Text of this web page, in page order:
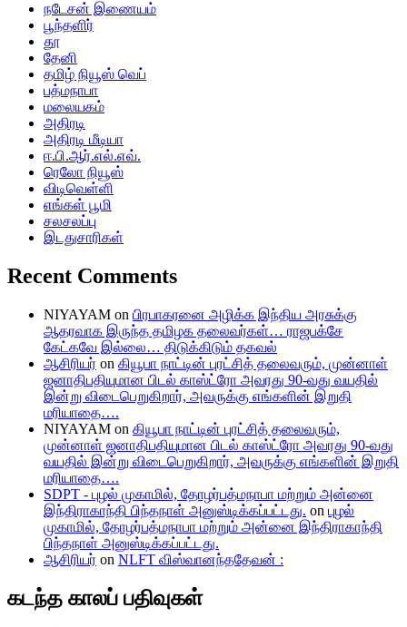
நடேசன் இணையம்
பூந்தளிர்
தூ
தேனி
தமிழ் நியூஸ் வெப்
பத்மநாபா
மலையகம்
அதிரடி
அதிரடி மீடியா
ஈ.பி.ஆர்.எல்.எவ்.
ரெலோ நியூஸ்
விடிவெள்ளி
எங்கள் பூமி
சலசலப்பு
இடதுசாரிகள்
Recent Comments
NIYAYAM on பிரபாகரனை அழிக்க இந்திய அரசுக்கு
ஆதரவாக இருந்த தமிழக தலைவர்கள்… ராஜபக்சே
கேட்கவே இல்லை… திடுக்கிடும் தகவல்
ஆசிரியர் on கியூபா நாட்டின் புரட்சித் தலைவரும், முன்னாள்
ஜனாதிபதியுமான பிடல் காஸ்ட்ரோ அவரது 90-வது வயதில்
இன்று விடைபெறுகிறார், அவருக்கு எங்களின் இறுதி
மரியாதை….
NIYAYAM on கியூபா நாட்டின் புரட்சித் தலைவரும்,
முன்னாள் ஜனாதிபதியுமான பிடல் காஸ்ட்ரோ அவரது 90-வது
வயதில் இன்று விடைபெறுகிறார், அவருக்கு எங்களின் இறுதி
மரியாதை….
SDPT - புழல் முகாமில், தோழர்பத்மநாபா மற்றும் அன்னை
இந்திராகாந்தி பிந்தநாள் அனுஸ்டிக்கப்பட்டது. on புழல்
முகாமில், தோழர்பத்மநாபா மற்றும் அன்னை இந்திராகாந்தி
பிந்தநாள் அனுஸ்டிக்கப்பட்டது.
ஆசிரியர் on NLFT விஸ்வானந்ததேவன் :
கடந்த காலப் பதிவுகள்